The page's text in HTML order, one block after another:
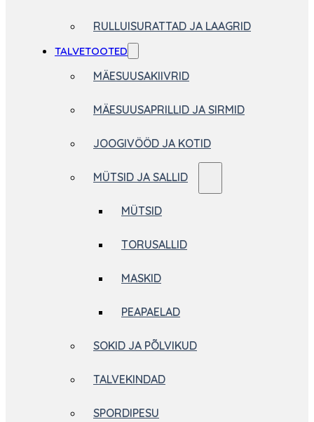
RULLUISURATTAD JA LAAGRID
TALVETOOTED
MÄESUUSAKIIVRID
MÄESUUSAPRILLID JA SIRMID
JOOGIVÖÖD JA KOTID
MÜTSID JA SALLID
MÜTSID
TORUSALLID
MASKID
PEAPAELAD
SOKID JA PÕLVIKUD
TALVEKINDAD
SPORDIPESU